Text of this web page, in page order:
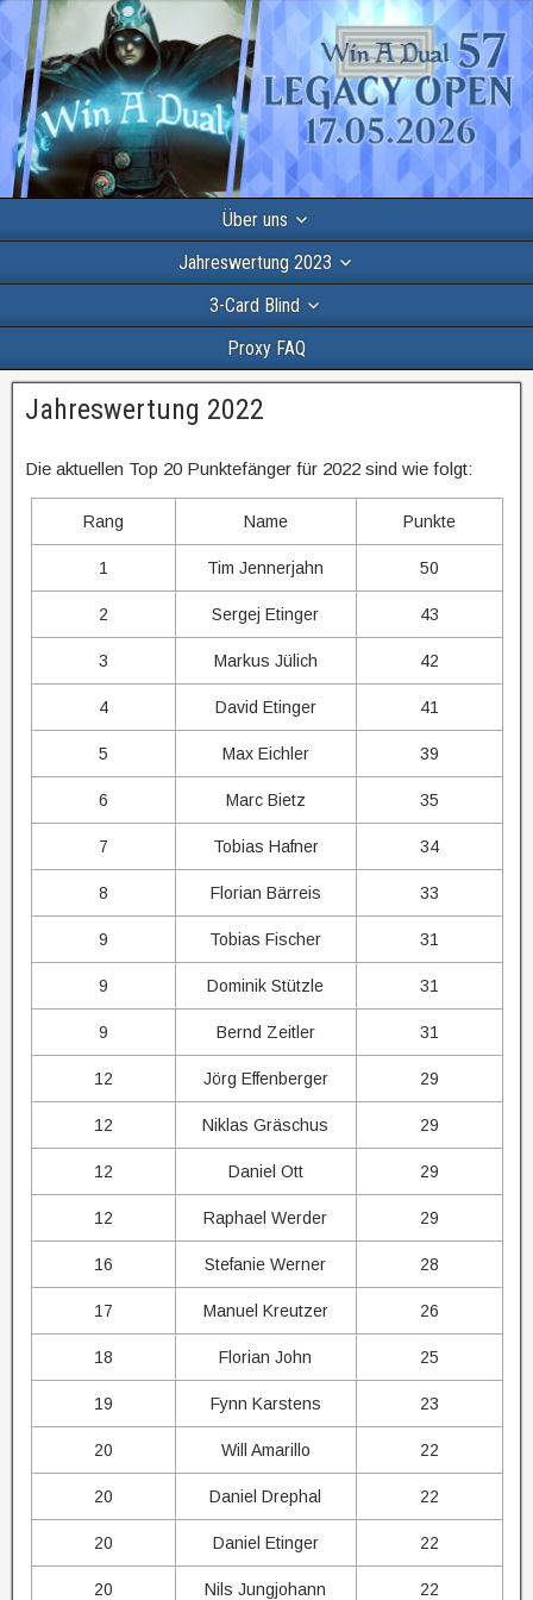
Über uns
Jahreswertung 2023
3-Card Blind
Proxy FAQ
Jahreswertung 2022
Die aktuellen Top 20 Punktefänger für 2022 sind wie folgt:
Rang Name Punkte
1 Tim Jennerjahn 50
2 Sergej Etinger 43
3 Markus Jülich 42
4 David Etinger 41
5 Max Eichler 39
6 Marc Bietz 35
7 Tobias Hafner 34
8 Florian Bärreis 33
9 Tobias Fischer 31
9 Dominik Stützle 31
9 Bernd Zeitler 31
12 Jörg Effenberger 29
12 Niklas Gräschus 29
12 Daniel Ott 29
12 Raphael Werder 29
16 Stefanie Werner 28
17 Manuel Kreutzer 26
18 Florian John 25
19 Fynn Karstens 23
20 Will Amarillo 22
20 Daniel Drephal 22
20 Daniel Etinger 22
20 Nils Jungjohann 22